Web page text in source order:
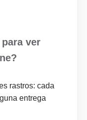
ver
rastros: cada
entrega